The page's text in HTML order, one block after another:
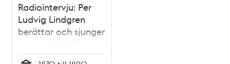
Radiointervju: Per
Ludvig Lindgren
berättar och sjunger
om positivspelarnas
visor på 1870- och